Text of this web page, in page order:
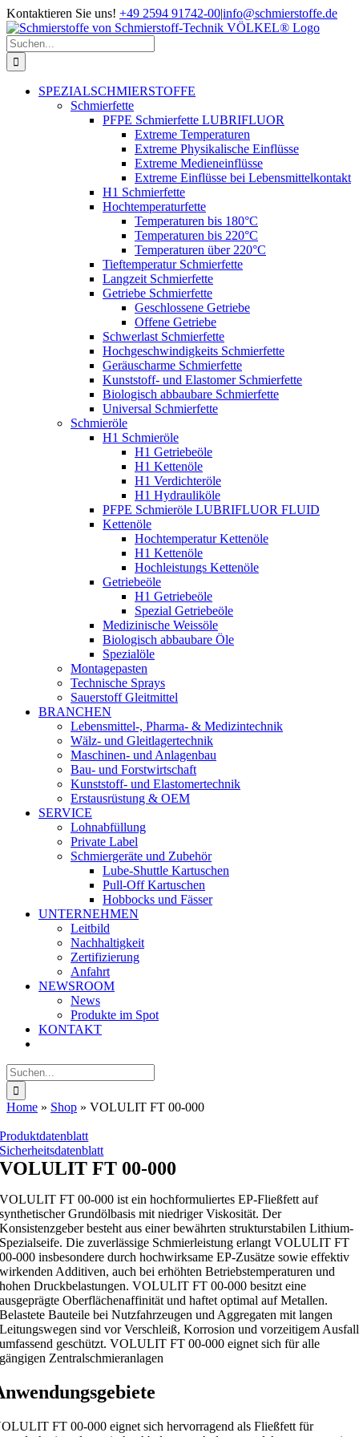
Zum
Inhalt
springen
Kontaktieren Sie uns! +49 2594 91742-00|info@schmierstoffe.de
Suche
nach:
SPEZIALSCHMIERSTOFFE
Schmierfette
PFPE Schmierfette LUBRIFLUOR
Extreme Temperaturen
Extreme Physikalische Einflüsse
Extreme Medieneinflüsse
Extreme Einflüsse bei Lebensmittelkontakt
H1 Schmierfette
Hochtemperaturfette
Temperaturen bis 180°C
Temperaturen bis 220°C
Temperaturen über 220°C
Tieftemperatur Schmierfette
Langzeit Schmierfette
Getriebe Schmierfette
Geschlossene Getriebe
Offene Getriebe
Schwerlast Schmierfette
Hochgeschwindigkeits Schmierfette
Geräuscharme Schmierfette
Kunststoff- und Elastomer Schmierfette
Biologisch abbaubare Schmierfette
Universal Schmierfette
Schmieröle
H1 Schmieröle
H1 Getriebeöle
H1 Kettenöle
H1 Verdichteröle
H1 Hydrauliköle
PFPE Schmieröle LUBRIFLUOR FLUID
Kettenöle
Hochtemperatur Kettenöle
H1 Kettenöle
Hochleistungs Kettenöle
Getriebeöle
H1 Getriebeöle
Spezial Getriebeöle
Medizinische Weissöle
Biologisch abbaubare Öle
Spezialöle
Montagepasten
Technische Sprays
Sauerstoff Gleitmittel
BRANCHEN
Lebensmittel-, Pharma- & Medizintechnik
Wälz- und Gleitlagertechnik
Maschinen- und Anlagenbau
Bau- und Forstwirtschaft
Kunststoff- und Elastomertechnik
Erstausrüstung & OEM
SERVICE
Lohnabfüllung
Private Label
Schmiergeräte und Zubehör
Lube-Shuttle Kartuschen
Pull-Off Kartuschen
Hobbocks und Fässer
UNTERNEHMEN
Leitbild
Nachhaltigkeit
Zertifizierung
Anfahrt
NEWSROOM
News
Produkte im Spot
KONTAKT
Suche
nach:
Home » Shop » VOLULIT FT 00-000
Produktdatenblatt
Sicherheitsdatenblatt
VOLULIT FT 00-000
VOLULIT FT 00-000 ist ein hochformuliertes EP-Fließfett auf
synthetischer Grundölbasis mit niedriger Viskosität. Der
Konsistenzgeber besteht aus einer bewährten strukturstabilen Lithium-
Spezialseife. Die zuverlässige Schmierleistung erlangt VOLULIT FT
00-000 insbesondere durch hochwirksame EP-Zusätze sowie effektiv
wirkenden Additiven, auch bei erhöhten Betriebstemperaturen und
hohen Druckbelastungen. VOLULIT FT 00-000 besitzt eine
ausgeprägte Oberflächenaffinität und haftet optimal auf Metallen.
Belastete Bauteile bei Nutzfahrzeugen und Aggregaten mit langen
Leitungswegen sind vor Verschleiß, Korrosion und vorzeitigem Ausfall
umfassend geschützt. VOLULIT FT 00-000 eignet sich für alle
gängigen Zentralschmieranlagen
FT 00-000 eignet sich hervorragend als Fließfett für